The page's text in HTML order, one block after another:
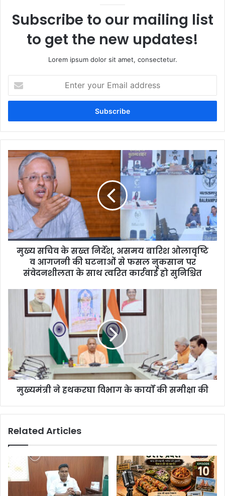
Subscribe to our mailing list
to get the new updates!
Lorem ipsum dolor sit amet, consectetur.
your
Email
मुख्य सचिव के सख्त निर्देश, असमय बारिश ओलावृष्टि
व आगजनी की घटनाओं से फसल नुकसान पर
संवेदनशीलता के साथ त्वरित कार्रवाई हो सुनिश्चित
मुख्यमंत्री ने हथकरघा विभाग के कार्यों की समीक्षा की
Related Articles